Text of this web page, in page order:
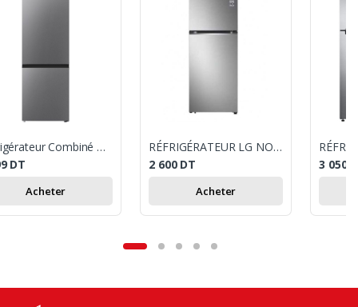
Réfrigérateur Combiné WHIRLPOOL 360 Litres NoFrost - Inox
DT
Acheter
RÉFRIGÉRATEUR LG NO FROST - 340L - B312PLGB - SILVER
2 600 DT
Acheter
3 050